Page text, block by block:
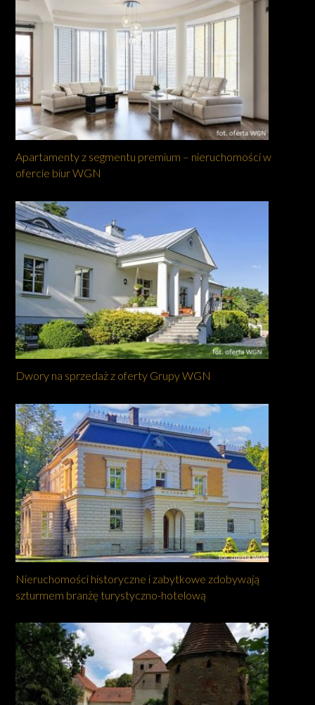
Apartamenty z segmentu premium – nieruchomości w
ofercie biur WGN
Dwory na sprzedaż z oferty Grupy WGN
Nieruchomości historyczne i zabytkowe zdobywają
szturmem branżę turystyczno-hotelową